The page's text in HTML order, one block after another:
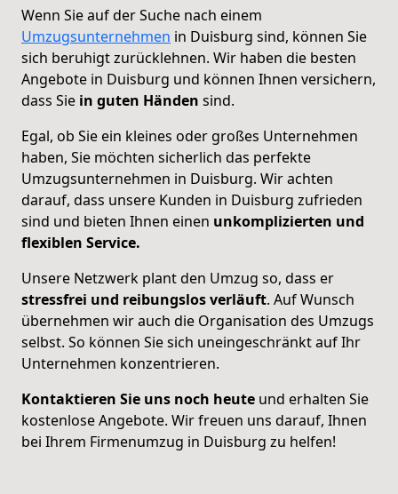
Wenn Sie auf der Suche nach einem
Umzugsunternehmen in Duisburg sind, können Sie
sich beruhigt zurücklehnen. Wir haben die besten
Angebote in Duisburg und können Ihnen versichern,
dass Sie in guten Händen sind.
Egal, ob Sie ein kleines oder großes Unternehmen
haben, Sie möchten sicherlich das perfekte
Umzugsunternehmen in Duisburg. Wir achten
darauf, dass unsere Kunden in Duisburg zufrieden
sind und bieten Ihnen einen unkomplizierten und
flexiblen Service.
Unsere Netzwerk plant den Umzug so, dass er
stressfrei und reibungslos verläuft. Auf Wunsch
übernehmen wir auch die Organisation des Umzugs
selbst. So können Sie sich uneingeschränkt auf Ihr
Unternehmen konzentrieren.
Kontaktieren Sie uns noch heute und erhalten Sie
kostenlose Angebote. Wir freuen uns darauf, Ihnen
bei Ihrem Firmenumzug in Duisburg zu helfen!